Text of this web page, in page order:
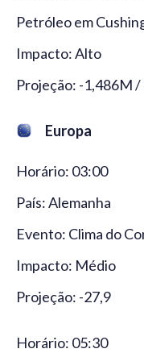
Petróleo em
Impacto: Alto
Projeção: -1,486M
Europa
Horário: 03:00
País: Alemanha
Evento: Clima do
Impacto: Médio
Projeção: -27,9
Horário: 05:30